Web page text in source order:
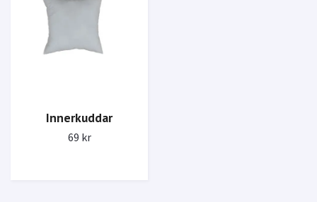
Innerkuddar
69 kr